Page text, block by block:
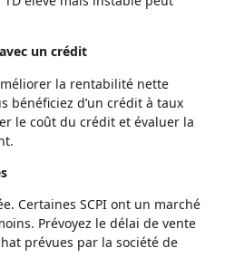
un crédit
la rentabilité nette
bénéficiez d’un crédit à taux
le coût du crédit et évaluer la
Certaines SCPI ont un marché
Prévoyez le délai de vente
prévues par la société de